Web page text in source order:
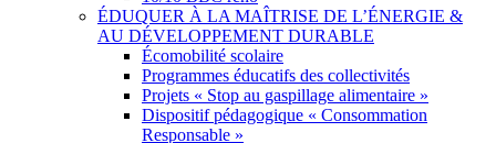
ÉDUQUER À LA MAÎTRISE DE L’ÉNERGIE &
AU DÉVELOPPEMENT DURABLE
Écomobilité scolaire
Programmes éducatifs des collectivités
Projets « Stop au gaspillage alimentaire »
Dispositif pédagogique « Consommation
Responsable »